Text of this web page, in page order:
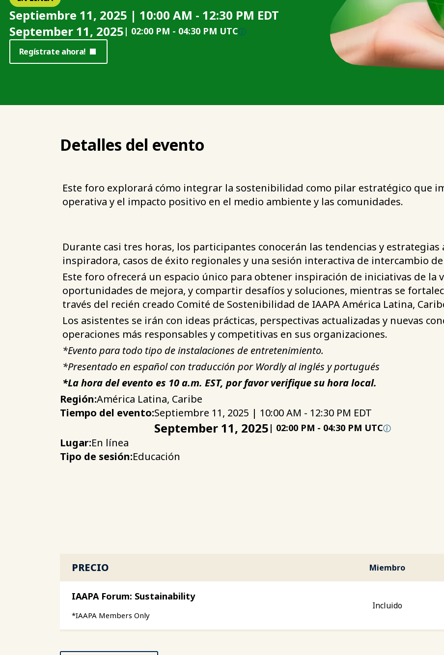
Septiembre 11, 2025 | 10:00 AM - 12:30 PM EDT
September 11, 2025 | 02:00 PM - 04:30 PM UTC
Regístrate ahora!
Detalles del evento
Este foro explorará cómo integrar la sostenibilidad como pilar estratégico que
operativa y el impacto positivo en el medio ambiente y las comunidades.
Durante casi tres horas, los participantes conocerán las tendencias y estrategias
inspiradora, casos de éxito regionales y una sesión interactiva de intercambio
Este foro ofrecerá un espacio único para obtener inspiración de iniciativas de la
oportunidades de mejora, y compartir desafíos y soluciones, mientras se
través del recién creado Comité de Sostenibilidad de IAAPA América Latina,
Los asistentes se irán con ideas prácticas, perspectivas actualizadas y nuevas
operaciones más responsables y competitivas en sus organizaciones.
*Evento para todo tipo de instalaciones de entretenimiento.
*Presentado en español con traducción por Wordly al inglés y portugués
*La hora del evento es 10 a.m. EST, por favor verifique su hora local.
Región:América Latina, Caribe
Tiempo del evento:Septiembre 11, 2025 | 10:00 AM - 12:30 PM EDT
September 11, 2025 | 02:00 PM - 04:30 PM UTC
Lugar:En línea
Tipo de sesión:Educación
PRECIO Miembro
IAAPA Forum: Sustainability
*IAAPA Members Only
Incluido